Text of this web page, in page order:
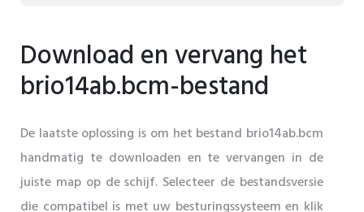
Download en vervang het
brio14ab.bcm-bestand
De laatste oplossing is om het bestand brio14ab.bcm
handmatig te downloaden en te vervangen in de
juiste map op de schijf. Selecteer de bestandsversie
die compatibel is met uw besturingssysteem en klik